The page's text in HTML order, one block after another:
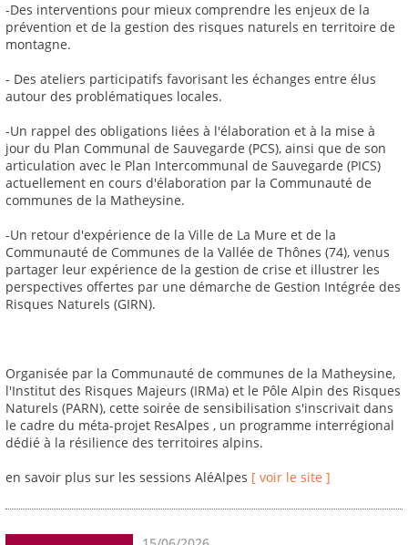
-Des interventions pour mieux comprendre les enjeux de la
prévention et de la gestion des risques naturels en territoire de
montagne.
- Des ateliers participatifs favorisant les échanges entre élus
autour des problématiques locales.
-Un rappel des obligations liées à l'élaboration et à la mise à
jour du Plan Communal de Sauvegarde (PCS), ainsi que de son
articulation avec le Plan Intercommunal de Sauvegarde (PICS)
actuellement en cours d'élaboration par la Communauté de
communes de la Matheysine.
-Un retour d'expérience de la Ville de La Mure et de la
Communauté de Communes de la Vallée de Thônes (74), venus
partager leur expérience de la gestion de crise et illustrer les
perspectives offertes par une démarche de Gestion Intégrée des
Risques Naturels (GIRN).
Organisée par la Communauté de communes de la Matheysine,
l'Institut des Risques Majeurs (IRMa) et le Pôle Alpin des Risques
Naturels (PARN), cette soirée de sensibilisation s'inscrivait dans
le cadre du méta-projet ResAlpes , un programme interrégional
dédié à la résilience des territoires alpins.
en savoir plus sur les sessions AléAlpes [ voir le site ]